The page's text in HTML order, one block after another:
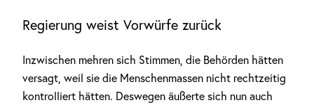
Regierung weist Vorwürfe zurück
Inzwischen mehren sich Stimmen, die Behörden hätten
versagt, weil sie die Menschenmassen nicht rechtzeitig
kontrolliert hätten. Deswegen äußerte sich nun auch